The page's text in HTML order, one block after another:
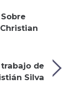
de
Silva